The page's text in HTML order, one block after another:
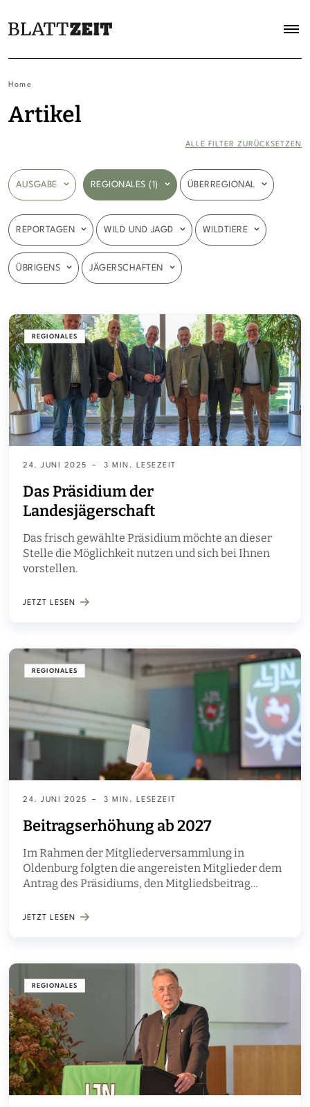
Home
Artikel
ALLE FILTER ZURÜCKSETZEN
AUSGABE REGIONALES (1) ÜBERREGIONAL
REPORTAGEN WILD UND JAGD WILDTIERE
ÜBRIGENS JÄGERSCHAFTEN
REGIONALES
24. JUNI 2025 3 MIN. LESEZEIT
Das Präsidium der
Landesjägerschaft
Das frisch gewählte Präsidium möchte an dieser
Stelle die Möglichkeit nutzen und sich bei Ihnen
vorstellen.
JETZT LESEN
REGIONALES
24. JUNI 2025 3 MIN. LESEZEIT
Beitragserhöhung ab 2027
Im Rahmen der Mitgliederversammlung in
Oldenburg folgten die angereisten Mitglieder dem
Antrag des Präsidiums, den Mitgliedsbeitrag
erhöhen.
JETZT LESEN
REGIONALES